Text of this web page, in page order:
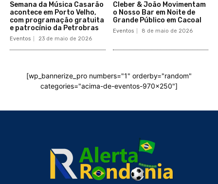
Semana da Música Casarão
acontece em Porto Velho,
com programação gratuita
e patrocínio da Petrobras
Eventos 23 de maio de 2026
Cleber & João Movimentam
o Nosso Bar em Noite de
Grande Público em Cacoal
Eventos 8 de maio de 2026
[wp_bannerize_pro numbers="1" orderby="random"
categories="acima-de-eventos-970x250"]